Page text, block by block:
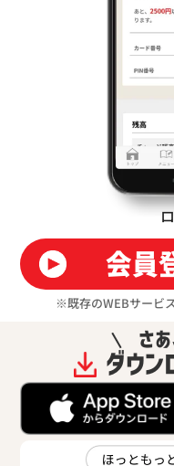
会員
※既存のWEBサービ
さあ
ダウン